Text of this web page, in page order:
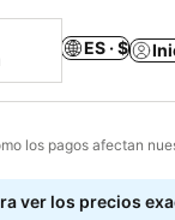
ES · $
los pagos afectan
ver los precios